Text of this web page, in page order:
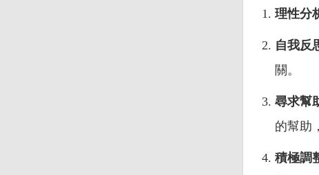
理性分
自我反
關。
尋求幫
的幫助
積極調